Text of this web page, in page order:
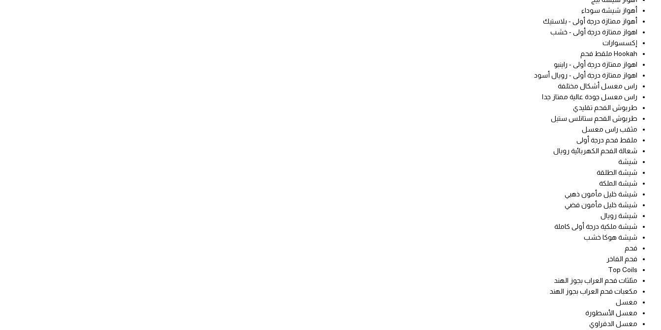
أهواز شيشة سوداء
أهواز ممتازة درجة أولى - بلاستيك
اهواز ممتازة درجة أولى - خشب
إكسسوارات
Hookah ملقط فحم
اهواز ممتازة درجة أولى - راينبو
اهواز ممتازة درجة أولى - رويال أسود
راس معسل أشكال مختلفة
راس معسل جودة عالية ممتاز جدا
طربوش الفحم تقليدي
طربوش الفحم ستانلس ستيل
مثقب راس معسل
ملقط فحم درجة أولى
شعالة الفحم الكهربائية رويال
شيشة
شيشة الطلقة
شيشة الملكة
شيشة خليل مأمون ذهبي
شيشة خليل مأمون فضي
شيشة رويال
شيشة ملكية درجة أولى كاملة
شيشة هوكا خشب
فحم
فحم الفاخر
Top Coils
مثلثات فحم العراب بجوز الهند
مكعبات فحم العراب بجوز الهند
معسل
معسل الأسطورة
معسل الدفراوي